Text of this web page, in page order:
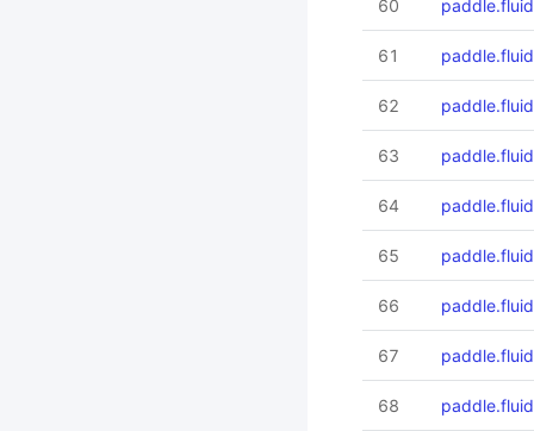
60
61
62
63
64
65
66
67
68